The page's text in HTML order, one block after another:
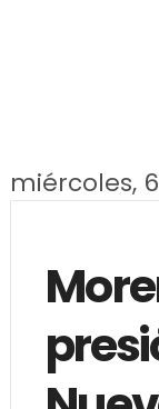
miércoles,